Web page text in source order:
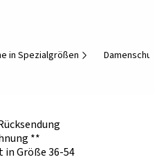
in Spezialgrößen
**
Größe 36-54